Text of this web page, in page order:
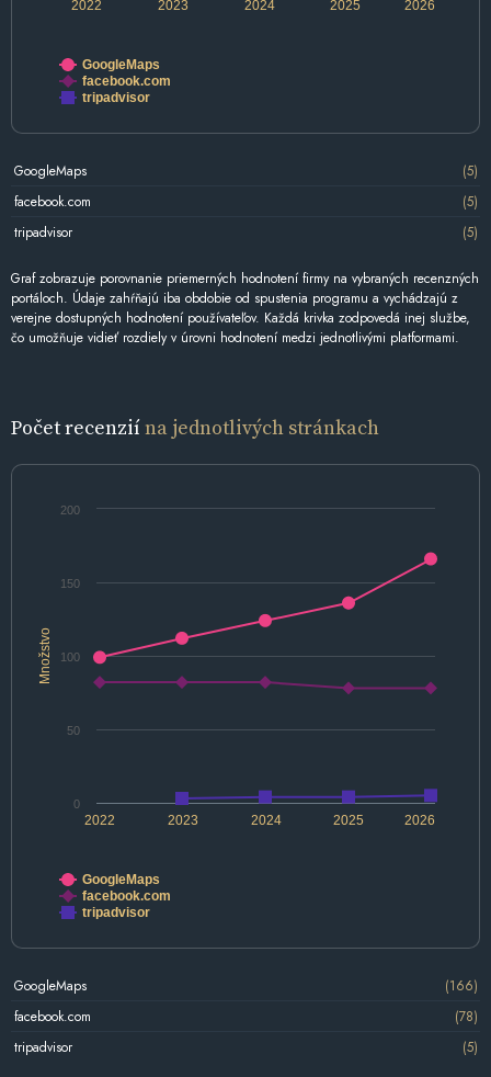
2022 2024 2026
2023 2025
GoogleMaps
facebook.com
tripadvisor
GoogleMaps
(5)
facebook.com
(5)
tripadvisor
(5)
Graf zobrazuje porovnanie priemerných hodnotení firmy na vybraných recenzných
portáloch. Údaje zahŕňajú iba obdobie od spustenia programu a vychádzajú z
verejne dostupných hodnotení používateľov. Každá krivka zodpovedá inej službe,
čo umožňuje vidieť rozdiely v úrovni hodnotení medzi jednotlivými platformami.
Počet recenziína jednotlivých stránkach
Množstvo
2022 2024 2026
2023 2025
0
50
100
150
200
GoogleMaps
facebook.com
tripadvisor
GoogleMaps
(166)
facebook.com
(78)
tripadvisor
(5)